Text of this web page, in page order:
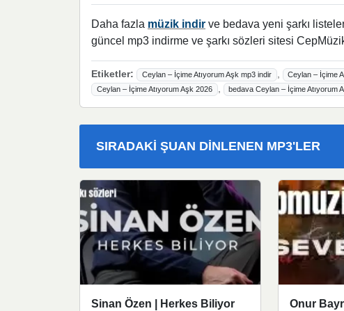
Daha fazla müzik indir ve bedava yeni şarkı
güncel mp3 indirme ve şarkı sözleri sitesi
Etiketler: Ceylan – İçime Atıyorum Aşk mp3 indir , Ceylan – İçime
Ceylan – İçime Atıyorum Aşk 2026 , bedava Ceylan – İçime Atıyorum
SIRADAKI ŞUAN DINLENEN MP3'LER
Sinan Özen | Herkes Biliyor
Onur